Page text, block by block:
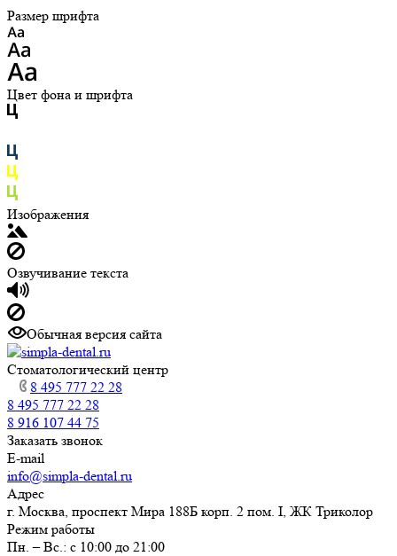
Размер шрифта
Цвет фона и шрифта
Изображения
Озвучивание текста
Обычная версия сайта
Cтоматологический центр
8 495 777 22 28
8 495 777 22 28
8 916 107 44 75
Заказать звонок
E-mail
info@simpla-dental.ru
Адрес
г. Москва, проспект Мира 188Б корп. 2 пом. I, ЖК Триколор
Режим работы
Пн. – Вс.: с 10:00 до 21:00